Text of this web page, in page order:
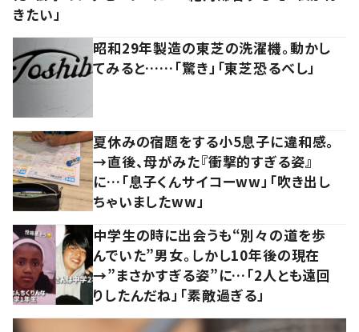
きたい」
昭和29年製造の東芝の洗濯機。動かし
てみると……「驚き」「東芝恐るべし」
夏休みの宿題をする小5息子に違和感。
→直後、母がみた『衝撃的すぎる姿』
に…「息子くんサイコーww」「吹き出し
ちゃいましたww」
中学生の時に出会うも“別々の道を歩
んでいた”男女。しかし10年後の現在
→”まさかすぎる姿”に…「2人とも遠回
りしたんだね」「素敵過ぎる」